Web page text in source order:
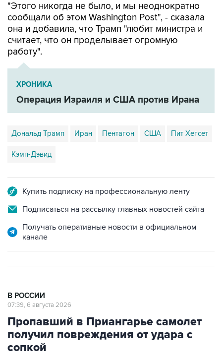
"Этого никогда не было, и мы неоднократно
сообщали об этом Washington Post", - сказала
она и добавила, что Трамп "любит министра и
считает, что он проделывает огромную
работу".
ХРОНИКА
Операция Израиля и США против Ирана
Дональд Трамп Иран Пентагон США Пит Хегсет
Кэмп-Дэвид
Купить подписку на профессиональную ленту
Подписаться на рассылку главных новостей сайта
Получать оперативные новости в официальном
канале
В РОССИИ
07:39, 6 августа 2026
Пропавший в Приангарье самолет
получил повреждения от удара с
сопкой